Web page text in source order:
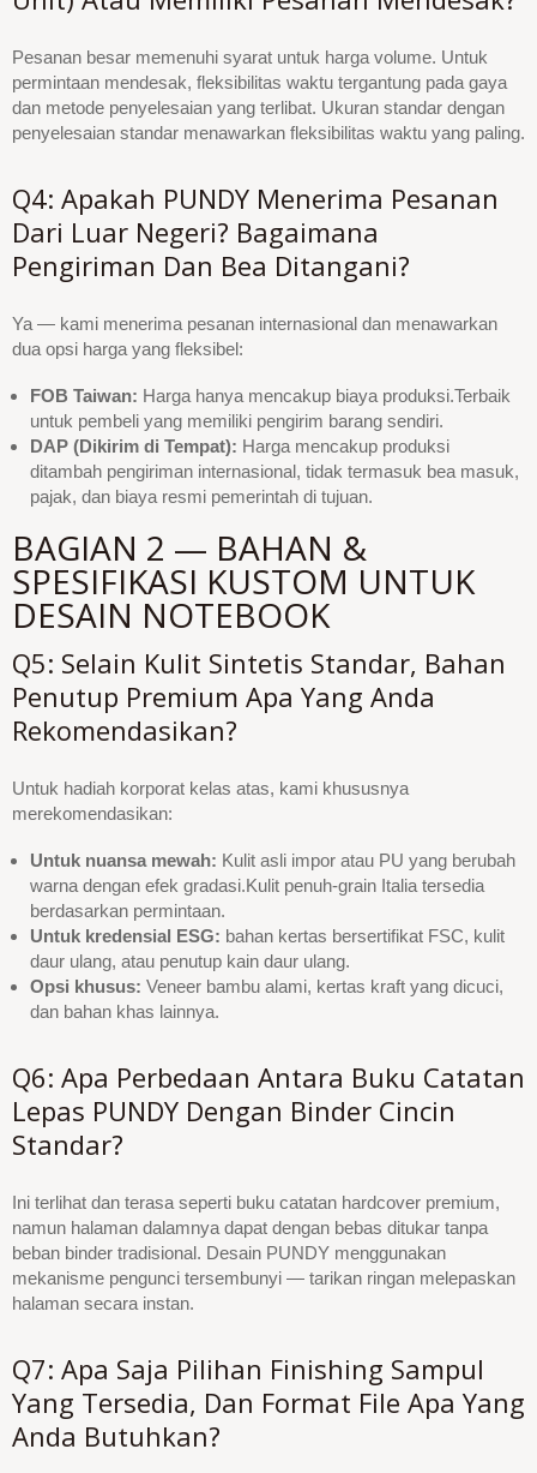
Pesanan besar memenuhi syarat untuk harga volume. Untuk
permintaan mendesak, fleksibilitas waktu tergantung pada gaya
dan metode penyelesaian yang terlibat. Ukuran standar dengan
penyelesaian standar menawarkan fleksibilitas waktu yang paling.
Q4: Apakah PUNDY Menerima Pesanan
Dari Luar Negeri? Bagaimana
Pengiriman Dan Bea Ditangani?
Ya — kami menerima pesanan internasional dan menawarkan
dua opsi harga yang fleksibel:
FOB Taiwan: Harga hanya mencakup biaya produksi.Terbaik
untuk pembeli yang memiliki pengirim barang sendiri.
DAP (Dikirim di Tempat): Harga mencakup produksi
ditambah pengiriman internasional, tidak termasuk bea masuk,
pajak, dan biaya resmi pemerintah di tujuan.
BAGIAN 2 — BAHAN &
SPESIFIKASI KUSTOM UNTUK
DESAIN NOTEBOOK
Q5: Selain Kulit Sintetis Standar, Bahan
Penutup Premium Apa Yang Anda
Rekomendasikan?
Untuk hadiah korporat kelas atas, kami khususnya
merekomendasikan:
Untuk nuansa mewah: Kulit asli impor atau PU yang berubah
warna dengan efek gradasi.Kulit penuh-grain Italia tersedia
berdasarkan permintaan.
Untuk kredensial ESG: bahan kertas bersertifikat FSC, kulit
daur ulang, atau penutup kain daur ulang.
Opsi khusus: Veneer bambu alami, kertas kraft yang dicuci,
dan bahan khas lainnya.
Q6: Apa Perbedaan Antara Buku Catatan
Lepas PUNDY Dengan Binder Cincin
Standar?
Ini terlihat dan terasa seperti buku catatan hardcover premium,
namun halaman dalamnya dapat dengan bebas ditukar tanpa
beban binder tradisional. Desain PUNDY menggunakan
mekanisme pengunci tersembunyi — tarikan ringan melepaskan
halaman secara instan.
Q7: Apa Saja Pilihan Finishing Sampul
Yang Tersedia, Dan Format File Apa Yang
Anda Butuhkan?